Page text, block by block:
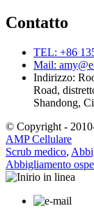
Contatto
TEL: +86
Mail:
Indirizzo:
Road,
Shandong,
© Copyright -
AMP Cellulare
Scrub medico,
Abbigliamento